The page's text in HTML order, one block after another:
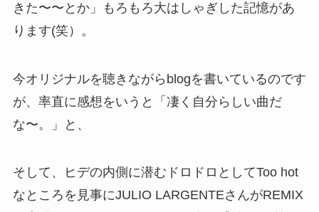
きた〜〜とか」もろもろ大はしゃぎした記憶があ
ります(笑）。
今オリジナルを聴きながらblogを書いているのです
が、率直に感想をいうと「凄く自分らしい曲だ
な〜。」と、
そして、ヒデの内側に潜むドロドロとしてToo hot
なところを見事にJULIO LARGENTEさんがREMIX